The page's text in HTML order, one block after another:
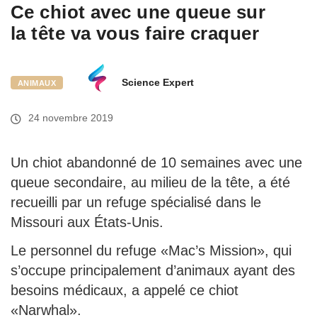
Ce chiot avec une queue sur
la tête va vous faire craquer
ANIMAUX Science Expert
24 novembre 2019
Un chiot abandonné de 10 semaines avec une
queue secondaire, au milieu de la tête, a été
recueilli par un refuge spécialisé dans le
Missouri aux États-Unis.
Le personnel du refuge «Mac’s Mission», qui
s’occupe principalement d’animaux ayant des
besoins médicaux, a appelé ce chiot
«Narwhal».